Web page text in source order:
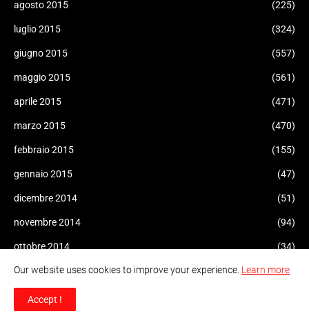
agosto 2015 (225)
luglio 2015 (324)
giugno 2015 (557)
maggio 2015 (561)
aprile 2015 (471)
marzo 2015 (470)
febbraio 2015 (155)
gennaio 2015 (47)
dicembre 2014 (51)
novembre 2014 (94)
ottobre 2014 (34)
settembre 2014 (109)
agosto 2014
Our website uses cookies to improve your experience. Learn more
Accept !